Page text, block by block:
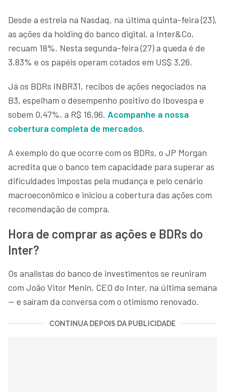
Desde a estreia na Nasdaq, na última quinta-feira (23),
as ações da holding do banco digital, a Inter&Co,
recuam 18%. Nesta segunda-feira (27) a queda é de
3,83% e os papéis operam cotados em US$ 3,26.
Já os BDRs INBR31, recibos de ações negociados na
B3, espelham o desempenho positivo do Ibovespa e
sobem 0,47%, a R$ 16,96. Acompanhe a nossa
cobertura completa de mercados.
A exemplo do que ocorre com os BDRs, o JP Morgan
acredita que o banco tem capacidade para superar as
dificuldades impostas pela mudança e pelo cenário
macroeconômico e iniciou a cobertura das ações com
recomendação de compra.
Hora de comprar as ações e BDRs do
Inter?
Os analistas do banco de investimentos se reuniram
com João Vitor Menin, CEO do Inter, na última semana
— e saíram da conversa com o otimismo renovado.
CONTINUA DEPOIS DA PUBLICIDADE